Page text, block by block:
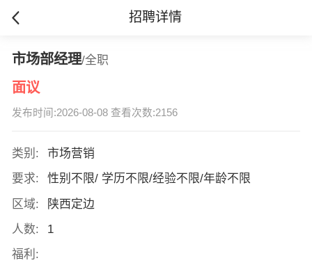
招聘详情
市场部经理/全职
面议
发布时间:2026-08-08 查看次数:2156
类别:
市场营销
要求:
性别不限/ 学历不限/经验不限/年龄不限
区域:
陕西定边
人数:
1
福利: